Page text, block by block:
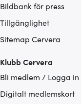
Bildbank för press
Tillgänglighet
Sitemap Cervera
Klubb Cervera
Bli medlem / Logga in
Digitalt medlemskort